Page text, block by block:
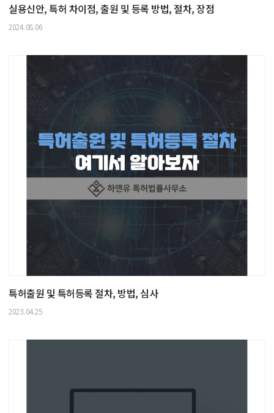
실용신안, 특허 차이점, 출원 및 등록 방법, 절차, 장점
2024.08.06
특허출원 및 특허등록 절차, 방법, 심사
2023.04.25